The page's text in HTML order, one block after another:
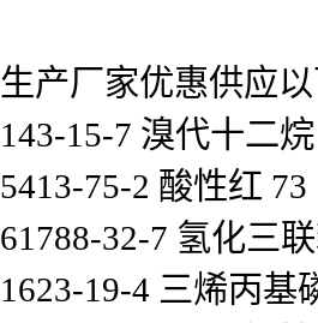
生产厂家优惠供应
143-15-7 溴代十二烷
5413-75-2 酸性红 73
61788-32-7 氢化三
1623-19-4 三烯丙基